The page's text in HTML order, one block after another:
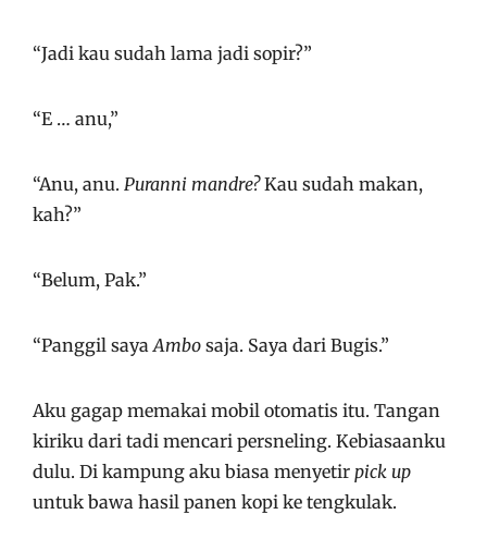
“Jadi kau sudah lama jadi sopir?”
“E … anu,”
“Anu, anu. Puranni mandre?Kau sudah makan,
kah?”
“Belum, Pak.”
“Panggil sayaAmbo saja. Saya dari Bugis.”
Aku gagap memakai mobil otomatis itu. Tangan
kiriku dari tadi mencari persneling. Kebiasaanku
dulu. Di kampung aku biasa menyetir pick up
untuk bawa hasil panen kopi ke tengkulak.